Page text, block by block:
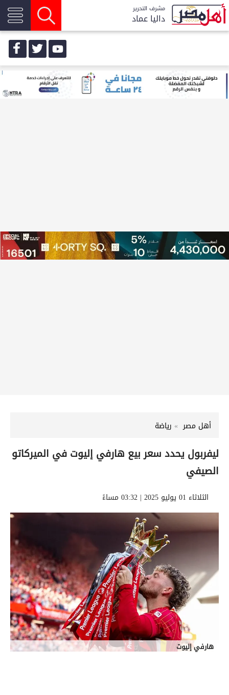
مشرف التحرير
داليا عماد
أهل مصر رياضة
ليفربول يحدد سعر بيع هارفي إليوت في الميركاتو
الصيفي
الثلاثاء 01 يوليو 2025 | 03:32 مساءً
هارفي إليوت